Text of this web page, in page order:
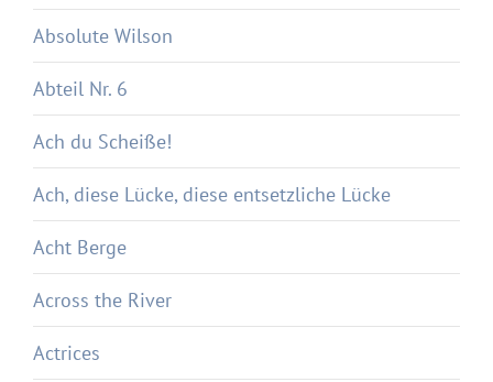
Absolute Wilson
Abteil Nr. 6
Ach du Scheiße!
Ach, diese Lücke, diese entsetzliche Lücke
Acht Berge
Across the River
Actrices